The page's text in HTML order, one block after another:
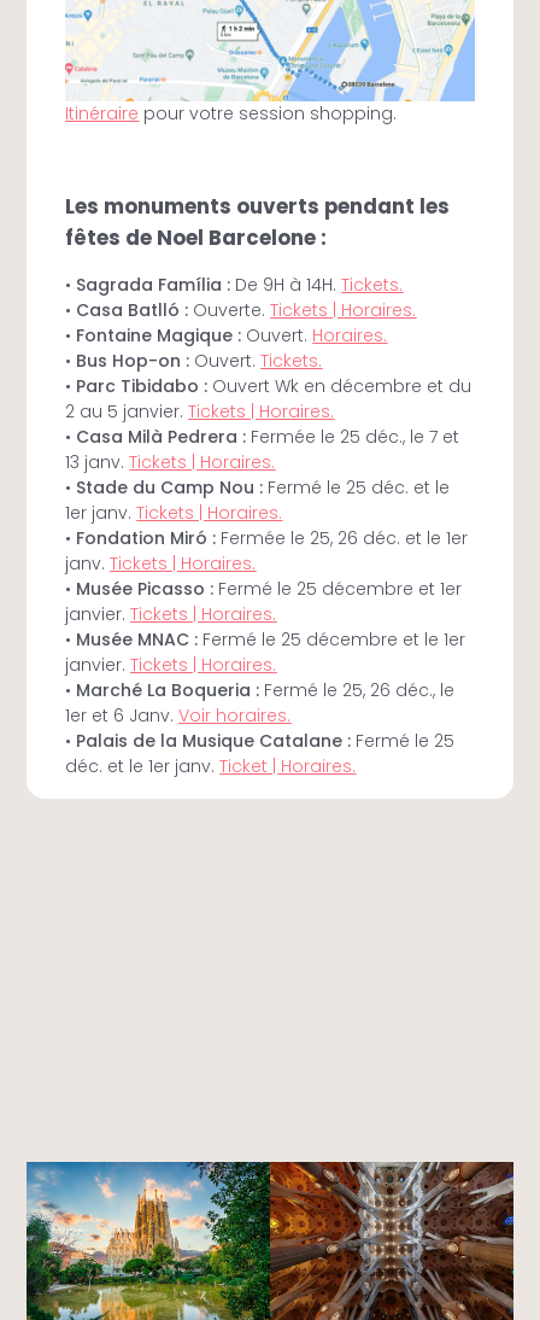
Itinéraire pour votre session shopping.
Les monuments ouverts pendant les
fêtes de Noel Barcelone :
• Sagrada Família : De 9H à 14H.Tickets.
• Casa Batlló : Ouverte.Tickets | Horaires.
• Fontaine Magique : Ouvert. Horaires.
• Bus Hop-on : Ouvert.Tickets.
• Parc Tibidabo : Ouvert Wk en décembre et du
2 au 5 janvier.Tickets | Horaires.
• Casa Milà Pedrera : Fermée le 25 déc., le 7 et
13 janv.Tickets | Horaires.
• Stade du Camp Nou : Fermé le 25 déc. et le
1er janv.Tickets | Horaires.
• Fondation Miró : Fermée le 25, 26 déc. et le 1er
janv.Tickets | Horaires.
• Musée Picasso : Fermé le 25 décembre et 1er
janvier.Tickets | Horaires.
• Musée MNAC : Fermé le 25 décembre et le 1er
janvier.Tickets | Horaires.
• Marché La Boqueria : Fermé le 25, 26 déc., le
1er et 6 Janv.Voir horaires.
• Palais de la Musique Catalane : Fermé le 25
déc. et le 1er janv.Ticket | Horaires.